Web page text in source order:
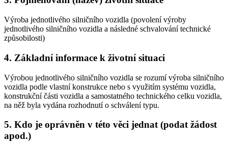
Výroba jednotlivého silničního vozidla (povolení výroby
jednotlivého silničního vozidla a následné schvalování technické
způsobilosti)
4. Základní informace k životní situaci
Výrobou jednotlivého silničního vozidla se rozumí výroba silničního
vozidla podle vlastní konstrukce nebo s využitím systému vozidla,
konstrukční části vozidla a samostatného technického celku vozidla,
na něž byla vydána rozhodnutí o schválení typu.
5. Kdo je oprávněn v této věci jednat (podat žádost
apod.)